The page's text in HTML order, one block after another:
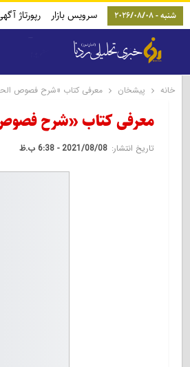
شنبه - 2026/08/08 سرویس بازار رپورتاژ
خانه پیشخان معرفی کتاب «شرح فصوص
معرفی کتاب «شرح
تاریخ انتشار: 2021/08/08 - 6:38 ب.ظ